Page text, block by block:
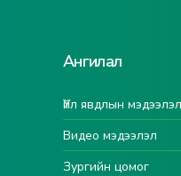
Ангилал
Үйл явдлын мэдээлэл
Видео мэдээлэл
Зургийн цомог